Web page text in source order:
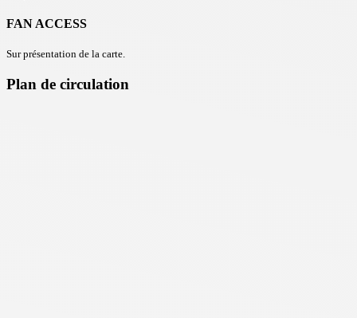
FAN ACCESS
Sur présentation de la carte.
Plan de circulation